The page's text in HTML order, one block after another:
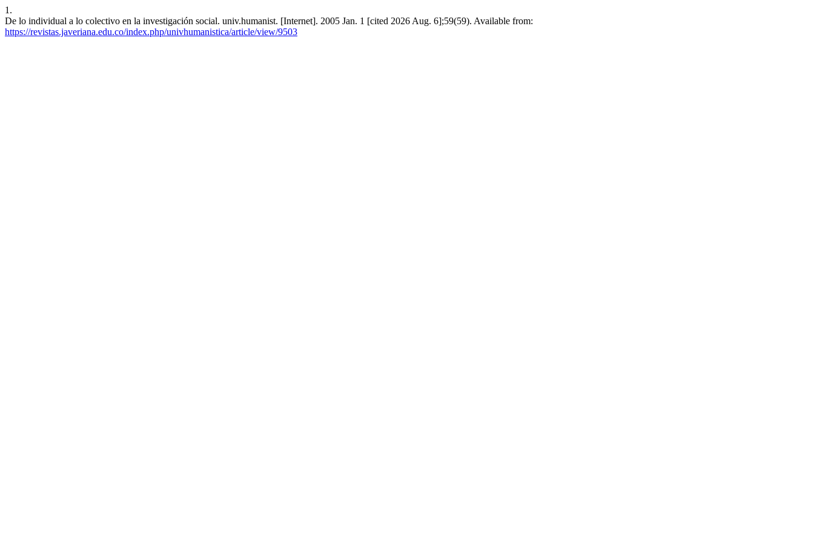
1.
De lo individual a lo colectivo en la investigación social. univ.humanist. [Internet]. 2005 Jan. 1 [cited 2026 Aug. 6];59(59). Available from:
https://revistas.javeriana.edu.co/index.php/univhumanistica/article/view/9503